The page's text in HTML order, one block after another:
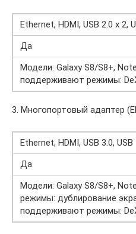
Ethernet, HDMI, USB 2.0 x 2,
Да
Модели: Galaxy S8/S8+,
поддерживают режимы:
3. Многопортовый адаптер
Ethernet, HDMI, USB 3.0, USB
Да
Модели: Galaxy S8/S8+,
режимы: дублирование
поддерживают режимы: